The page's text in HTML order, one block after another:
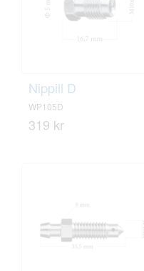
Nippill D
WP105D
319 kr